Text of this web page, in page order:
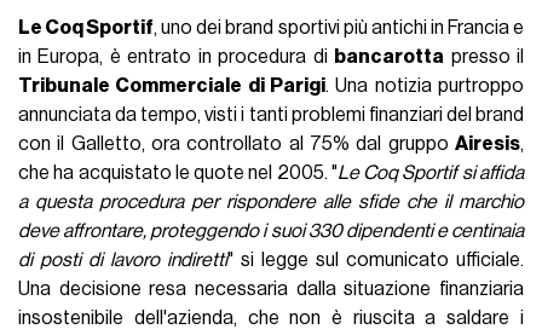
Le Coq Sportif, uno dei brand sportivi più antichi in Francia e
in Europa, è entrato in procedura di bancarotta presso il
Tribunale Commerciale di Parigi. Una notizia purtroppo
annunciata da tempo, visti i tanti problemi finanziari del brand
con il Galletto, ora controllato al 75% dal gruppo Airesis,
che ha acquistato le quote nel 2005. "Le Coq Sportif si affida
a questa procedura per rispondere alle sfide che il marchio
deve affrontare, proteggendo i suoi 330 dipendenti e centinaia
di posti di lavoro indiretti" si legge sul comunicato ufficiale.
Una decisione resa necessaria dalla situazione finanziaria
insostenibile dell'azienda, che non è riuscita a saldare i